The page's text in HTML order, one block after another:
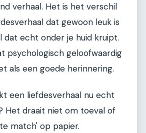
verhaal. Het is het verschil
dat gewoon leuk is
dat echt onder je huid kruipt.
psychologisch geloofwaardig
als een goede herinnering.
een liefdesverhaal nu echt
Het draait niet om toeval of
match' op papier.